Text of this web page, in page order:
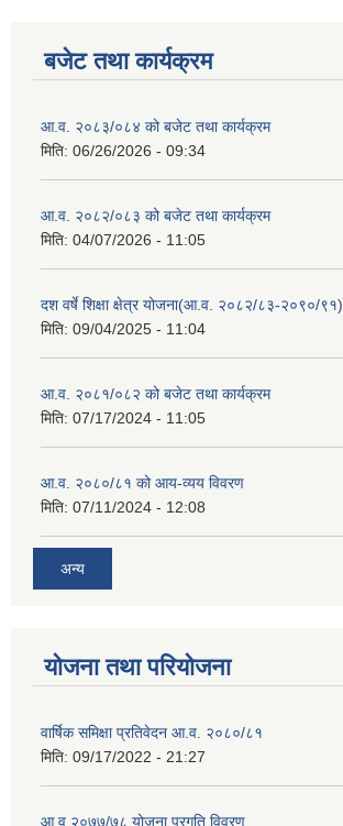
बजेट तथा कार्यक्रम
आ.व. २०८३/०८४ को बजेट तथा कार्यक्रम
मिति: 06/26/2026 - 09:34
आ.व. २०८२/०८३ को बजेट तथा कार्यक्रम
मिति: 04/07/2026 - 11:05
दश वर्षे शिक्षा क्षेत्र योजना(आ.व. २०८२/८३-२०९०/९१)
मिति: 09/04/2025 - 11:04
आ.व. २०८१/०८२ को बजेट तथा कार्यक्रम
मिति: 07/17/2024 - 11:05
आ.व. २०८०/८१ को आय-व्यय विवरण
मिति: 07/11/2024 - 12:08
अन्य
योजना तथा परियोजना
वार्षिक समिक्षा प्रतिवेदन आ.व. २०८०/८१
मिति: 09/17/2022 - 21:27
आ.व् २०७७/७८ योजना प्रगति विवरण